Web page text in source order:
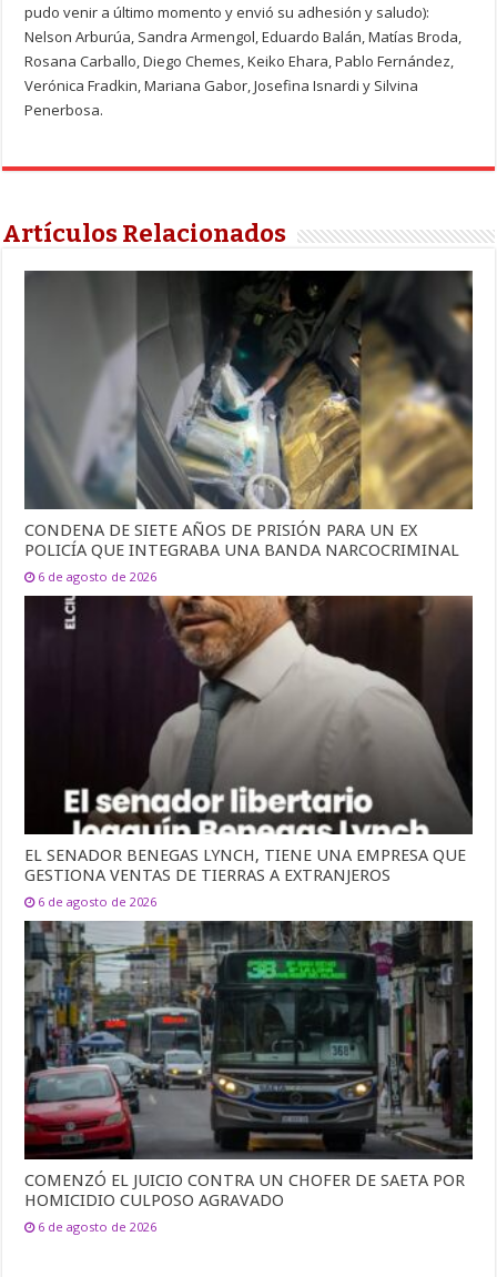
pudo venir a último momento y envió su adhesión y saludo):
Nelson Arburúa, Sandra Armengol, Eduardo Balán, Matías Broda,
Rosana Carballo, Diego Chemes, Keiko Ehara, Pablo Fernández,
Verónica Fradkin, Mariana Gabor, Josefina Isnardi y Silvina
Penerbosa.
Artículos Relacionados
CONDENA DE SIETE AÑOS DE PRISIÓN PARA UN EX
POLICÍA QUE INTEGRABA UNA BANDA NARCOCRIMINAL
6 de agosto de 2026
EL SENADOR BENEGAS LYNCH, TIENE UNA EMPRESA QUE
GESTIONA VENTAS DE TIERRAS A EXTRANJEROS
6 de agosto de 2026
COMENZÓ EL JUICIO CONTRA UN CHOFER DE SAETA POR
HOMICIDIO CULPOSO AGRAVADO
6 de agosto de 2026